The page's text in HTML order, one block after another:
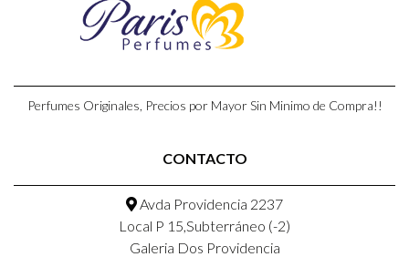
Perfumes Originales, Precios por Mayor Sin Minimo de Compra!!
CONTACTO
Avda Providencia 2237
Local P 15,Subterráneo (-2)
Galeria Dos Providencia